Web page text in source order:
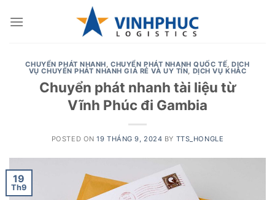
CHUYỂN PHÁT NHANH,CHUYỂN PHÁT NHANH QUỐC TẾ,DỊCH
VỤ CHUYỂN PHÁT NHANH GIÁ RẺ VÀ UY TÍN, DỊCH VỤ KHÁC
Chuyển phát nhanh tài liệu từ
Vĩnh Phúc đi Gambia
POSTED ON19 THÁNG 9, 2024 BY TTS_HONGLE
19
Th9